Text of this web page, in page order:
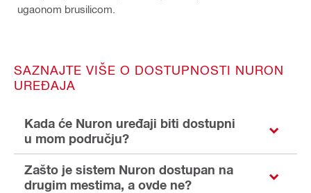
ugaonom brusilicom.
SAZNAJTE VIŠE O DOSTUPNOSTI NURON
UREĐAJA
Kada će Nuron uređaji biti dostupni
u mom području?
Zašto je sistem Nuron dostupan na
drugim mestima, a ovde ne?